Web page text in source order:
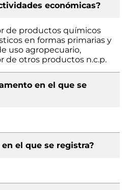
económicas?
de productos químicos
en formas primarias y
uso agropecuario,
de otros productos n.c.p.
en el que se
el que se registra?